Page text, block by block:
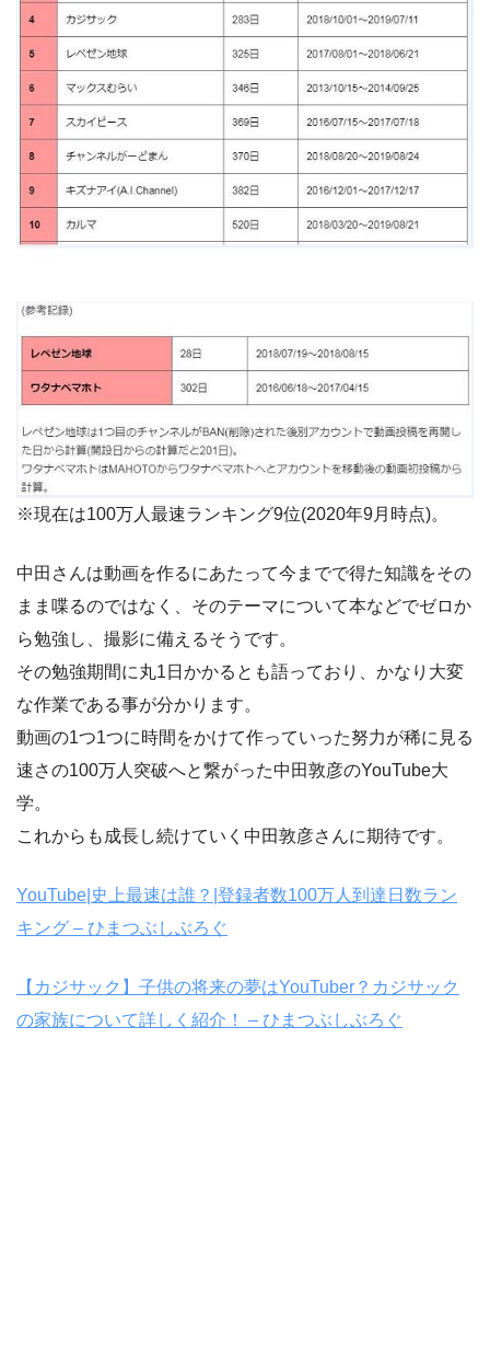
※現在は100万人最速ランキング9位(2020年9月時点)。
中田さんは動画を作るにあたって今までで得た知識をその
まま喋るのではなく、そのテーマについて本などでゼロか
ら勉強し、撮影に備えるそうです。
その勉強期間に丸1日かかるとも語っており、かなり大変
な作業である事が分かります。
動画の1つ1つに時間をかけて作っていった努力が稀に見る
速さの100万人突破へと繋がった中田敦彦のYouTube大
学。
これからも成長し続けていく中田敦彦さんに期待です。
YouTube|史上最速は誰？|登録者数100万人到達日数ラン
キング – ひまつぶしぶろぐ
【カジサック】子供の将来の夢はYouTuber？カジサック
の家族について詳しく紹介！ – ひまつぶしぶろぐ